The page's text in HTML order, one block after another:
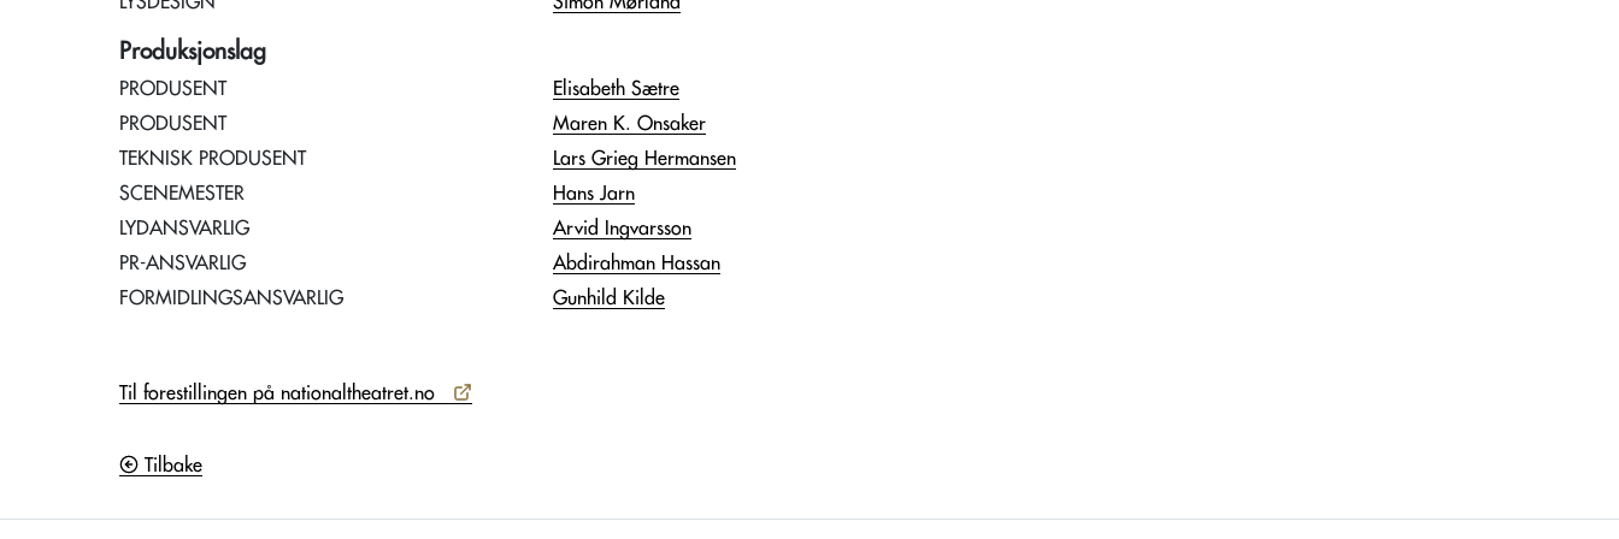
Produksjonslag
PRODUSENT
Elisabeth Sætre
PRODUSENT
Maren K. Onsaker
TEKNISK PRODUSENT
Lars Grieg Hermansen
SCENEMESTER
Hans Jarn
LYDANSVARLIG
Arvid Ingvarsson
PR-ANSVARLIG
Abdirahman Hassan
FORMIDLINGSANSVARLIG
Gunhild Kilde
Til forestillingen på nationaltheatret.no
Tilbake